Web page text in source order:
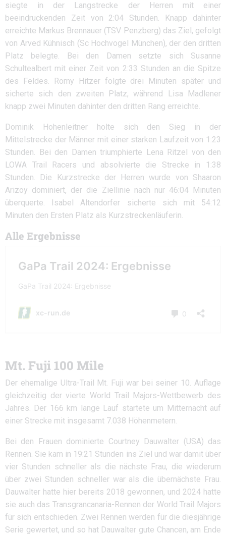
siegte in der Langstrecke der Herren mit einer
beeindruckenden Zeit von 2:04 Stunden. Knapp dahinter
erreichte Markus Brennauer (TSV Penzberg) das Ziel, gefolgt
von Arved Kühnisch (Sc Hochvogel München), der den dritten
Platz belegte. Bei den Damen setzte sich Susanne
Schultealbert mit einer Zeit von 2:33 Stunden an die Spitze
des Feldes. Romy Hitzer folgte drei Minuten später und
sicherte sich den zweiten Platz, während Lisa Madlener
knapp zwei Minuten dahinter den dritten Rang erreichte.
Dominik Hohenleitner holte sich den Sieg in der
Mittelstrecke der Männer mit einer starken Laufzeit von 1:23
Stunden. Bei den Damen triumphierte Lena Ritzel von den
LOWA Trail Racers und absolvierte die Strecke in 1:38
Stunden. Die Kurzstrecke der Herren wurde von Shaaron
Arizoy dominiert, der die Ziellinie nach nur 46:04 Minuten
überquerte. Isabel Altendorfer sicherte sich mit 54:12
Minuten den Ersten Platz als Kurzstreckenläuferin.
Alle Ergebnisse
Mt. Fuji 100 Mile
Der ehemalige Ultra-Trail Mt. Fuji war bei seiner 10. Auflage
gleichzeitig der vierte World Trail Majors-Wettbewerb des
Jahres. Der 166 km lange Lauf startete um Mitternacht auf
einer Strecke mit insgesamt 7.038 Höhenmetern.
Bei den Frauen dominierte Courtney Dauwalter (USA) das
Rennen. Sie kam in 19:21 Stunden ins Ziel und war damit über
vier Stunden schneller als die nächste Frau, die wiederum
über zwei Stunden schneller war als die übernächste Frau.
Dauwalter hatte hier bereits 2018 gewonnen, und 2024 hatte
sie auch das Transgrancanaria-Rennen der World Trail Majors
für sich entschieden. Zwei Rennen werden für die diesjährige
Serie gewertet, und so hat Dauwalter gute Chancen, am Ende